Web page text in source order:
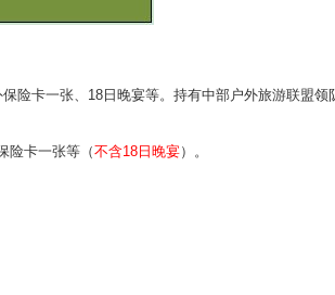
险卡一张、18日晚宴等。持有中部户外旅游联盟领
险卡一张等（不含18日晚宴）。